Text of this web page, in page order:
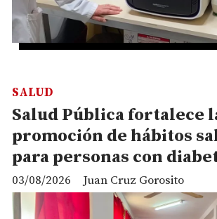
Salud Pública fortalece
promoción de hábitos
para personas con
Juan Cruz Gorosito
SALUD
03/08/2026